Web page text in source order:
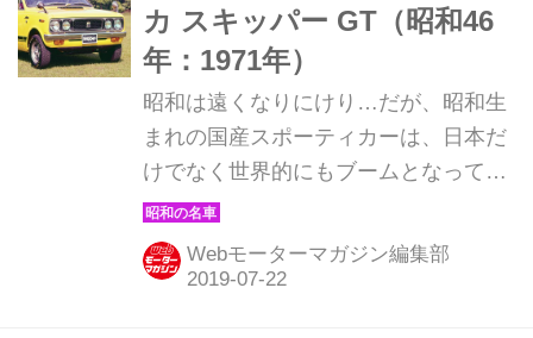
カ スキッパー GT（昭和46
年：1971年）
昭和は遠くなりにけり…だが、昭和生
まれの国産スポーティカーは、日本だ
けでなく世界的にもブームとなってい
る。そんな昭和の名車たちを時系列で
紹介していこう。ここでは1971年発売
の三菱 ミニカ スキッパー GTを解説。
Webモーターマガジン編集部